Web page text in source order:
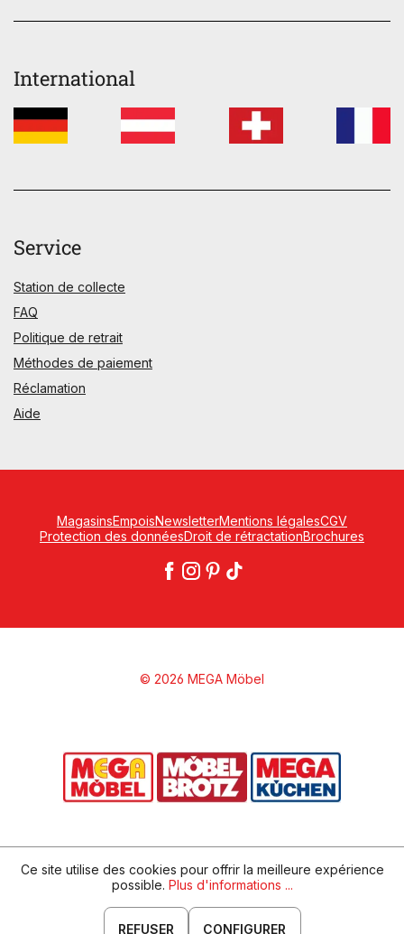
International
Service
Station de collecte
FAQ
Politique de retrait
Méthodes de paiement
Réclamation
Aide
MagasinsEmpoisNewsletterMentions légalesCGV
Protection des donnéesDroit de rétractationBrochures
© 2026 MEGA Möbel
Ce site utilise des cookies pour offrir la meilleure expérience
possible. Plus d'informations ...
REFUSER CONFIGURER